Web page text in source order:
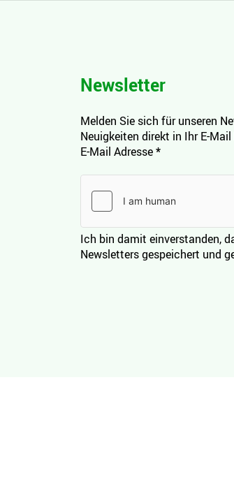
Newsletter
Melden Sie sich für unseren
Neuigkeiten direkt in Ihr E-
E-Mail Adresse*
Ich bin damit einverstanden,
Newsletters gespeichert und